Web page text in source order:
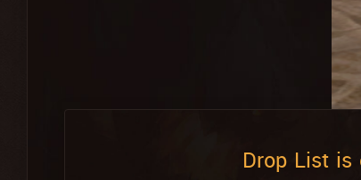
Drop List is